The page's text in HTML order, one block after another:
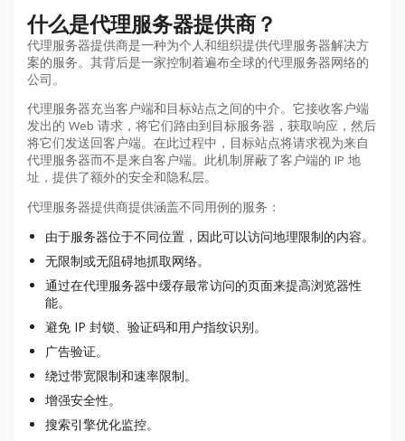
什么是代理服务器提供商？
代理服务器提供商是一种为个人和组织提供代理服务器解决方
案的服务。其背后是一家控制着遍布全球的代理服务器网络的
公司。
代理服务器充当客户端和目标站点之间的中介。它接收客户端
发出的 Web 请求，将它们路由到目标服务器，获取响应，然后
将它们发送回客户端。在此过程中，目标站点将请求视为来自
代理服务器而不是来自客户端。此机制屏蔽了客户端的 IP 地
址，提供了额外的安全和隐私层。
代理服务器提供商提供涵盖不同用例的服务：
由于服务器位于不同位置，因此可以访问地理限制的内容。
无限制或无阻碍地抓取网络。
通过在代理服务器中缓存最常访问的页面来提高浏览器性
能。
避免 IP 封锁、验证码和用户指纹识别。
广告验证。
绕过带宽限制和速率限制。
增强安全性。
搜索引擎优化监控。